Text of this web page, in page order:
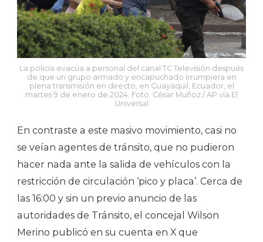
La policía evacúa a personal del canal TC Televisión después
de que un grupo armado y encapuchado irrumpiera en
plena transmisión en directo, en Guayaquil, Ecuador, el
martes 9 de enero de 2024. Foto: César Muñoz / AP vía El
Universal
En contraste a este masivo movimiento, casi no
se veían agentes de tránsito, que no pudieron
hacer nada ante la salida de vehículos con la
restricción de circulación ‘pico y placa’. Cerca de
las 16:00 y sin un previo anuncio de las
autoridades de Tránsito, el concejal Wilson
Merino publicó en su cuenta en X que